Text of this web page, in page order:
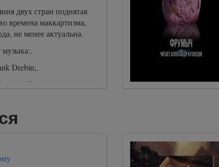
двух стран поднятая
времена маккартизма,
не менее актуальна.
музыка:.
Drebin;.
Hadfield.